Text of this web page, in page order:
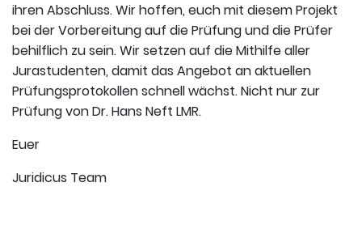
ihren Abschluss. Wir hoffen, euch mit diesem Projekt
bei der Vorbereitung auf die Prüfung und die Prüfer
behilflich zu sein. Wir setzen auf die Mithilfe aller
Jurastudenten, damit das Angebot an aktuellen
Prüfungsprotokollen schnell wächst. Nicht nur zur
Prüfung von Dr. Hans Neft LMR.
Euer
Juridicus Team